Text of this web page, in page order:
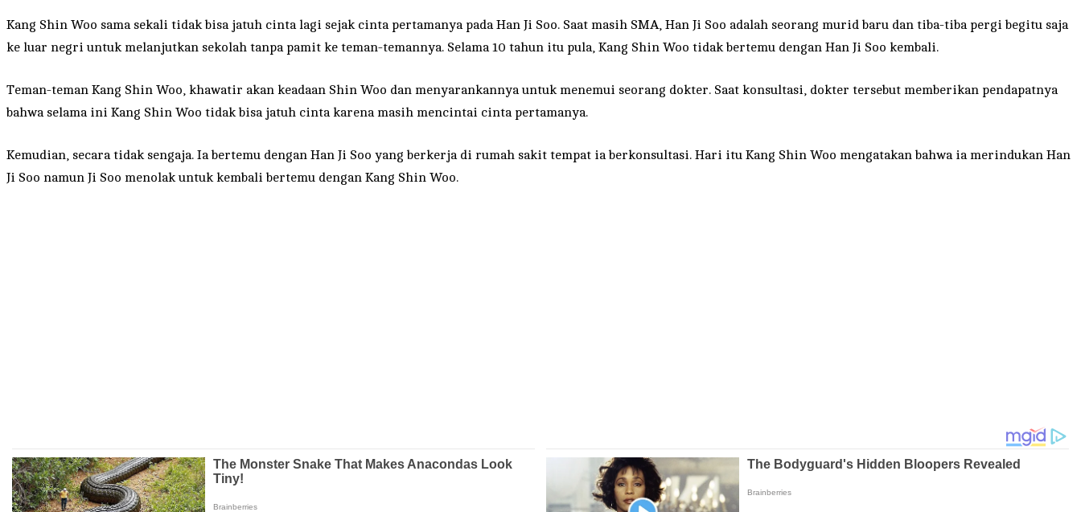
Kang Shin Woo sama sekali tidak bisa jatuh cinta lagi sejak cinta pertamanya pada Han Ji Soo. Saat masih SMA, Han Ji Soo adalah seorang murid baru dan tiba-tiba pergi begitu saja
ke luar negri untuk melanjutkan sekolah tanpa pamit ke teman-temannya. Selama 10 tahun itu pula, Kang Shin Woo tidak bertemu dengan Han Ji Soo kembali.
Teman-teman Kang Shin Woo, khawatir akan keadaan Shin Woo dan menyarankannya untuk menemui seorang dokter. Saat konsultasi, dokter tersebut memberikan pendapatnya
bahwa selama ini Kang Shin Woo tidak bisa jatuh cinta karena masih mencintai cinta pertamanya.
Kemudian, secara tidak sengaja. Ia bertemu dengan Han Ji Soo yang berkerja di rumah sakit tempat ia berkonsultasi. Hari itu Kang Shin Woo mengatakan bahwa ia merindukan Han
Ji Soo namun Ji Soo menolak untuk kembali bertemu dengan Kang Shin Woo.